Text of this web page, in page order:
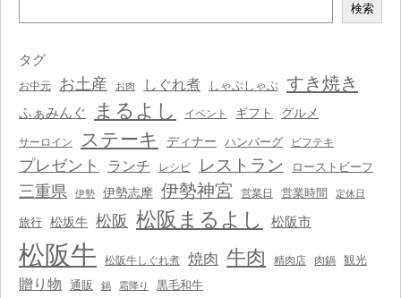
索
検索
タグ
お中元 お土産 お肉 しぐれ煮 しゃぶしゃぶ すき焼き
ふぁみんぐ まるよし イベント ギフト グルメ
サーロイン ステーキ ディナー ハンバーグ ビフテキ
プレゼント ランチ レシピ レストラン ローストビーフ
三重県 伊勢 伊勢志摩 伊勢神宮 営業日 営業時間 定休日
旅行 松坂牛 松阪 松阪まるよし 松阪市
松阪牛 松阪牛しぐれ煮 焼肉 牛肉 精肉店 肉鍋 観光
贈り物 通販 鍋 霜降り 黒毛和牛